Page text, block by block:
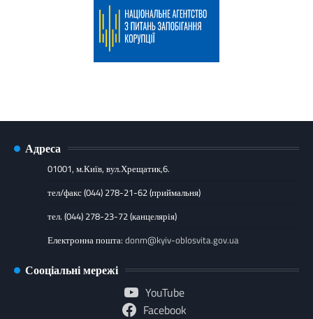
Адреса
01001, м.Київ, вул.Хрещатик,6.
тел/факс (044) 278-21-62 (приймальня)
тел. (044) 278-23-72 (канцелярія)
Електронна пошта: donm@kyiv-oblosvita.gov.ua
Сооціальні мережі
YouTube
Facebook